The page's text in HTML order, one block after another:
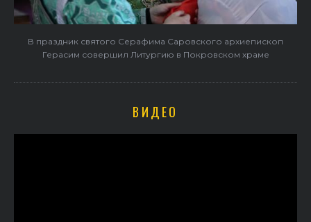
В праздник святого Серафима Саровского архиепископ
Герасим совершил Литургию в Покровском храме
ВИДЕО